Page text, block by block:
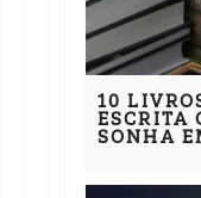
10
ESCRITA
SONHA